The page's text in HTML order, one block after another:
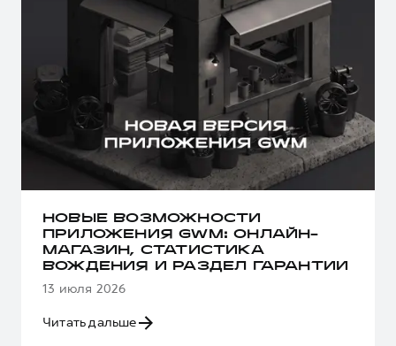
НОВЫЕ ВОЗМОЖНОСТИ
ПРИЛОЖЕНИЯ GWM: ОНЛАЙН-
МАГАЗИН, СТАТИСТИКА
ВОЖДЕНИЯ И РАЗДЕЛ ГАРАНТИИ
13 июля 2026
Читать дальше